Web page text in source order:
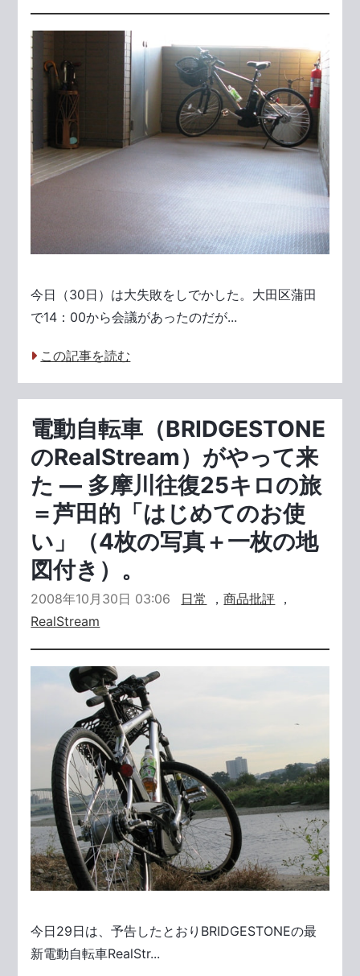
今日（30日）は大失敗をしでかした。大田区蒲田
で14：00から会議があったのだが...
この記事を読む
電動自転車（BRIDGESTONE
のRealStream）がやって来
た ― 多摩川往復25キロの旅
＝芦田的「はじめてのお使
い」（4枚の写真＋一枚の地
図付き）。
2008年10月30日 03:06 日常 ，商品批評 ，
RealStream
今日29日は、予告したとおりBRIDGESTONEの最
新電動自転車RealStr...